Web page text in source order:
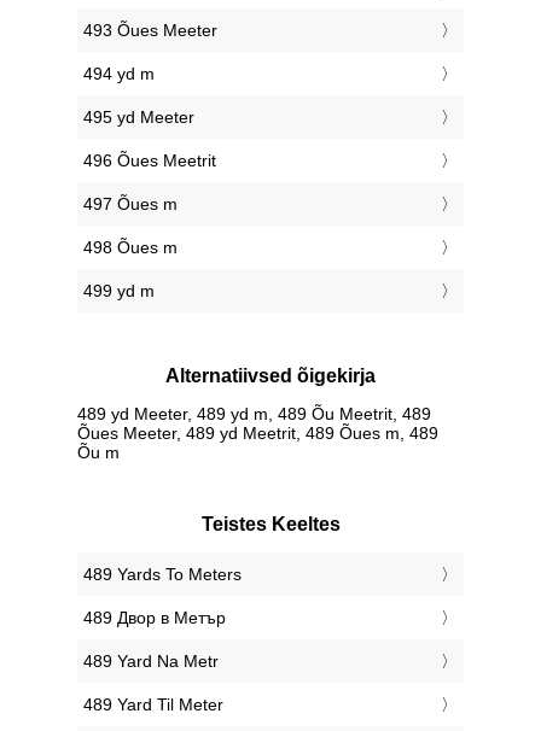
493 Õues Meeter
494 yd m
495 yd Meeter
496 Õues Meetrit
497 Õues m
498 Õues m
499 yd m
Alternatiivsed õigekirja
489 yd Meeter, 489 yd m, 489 Õu Meetrit, 489
Õues Meeter, 489 yd Meetrit, 489 Õues m, 489
Õu m
Teistes Keeltes
‎489 Yards To Meters
‎489 Двор в Метър
‎489 Yard Na Metr
‎489 Yard Til Meter